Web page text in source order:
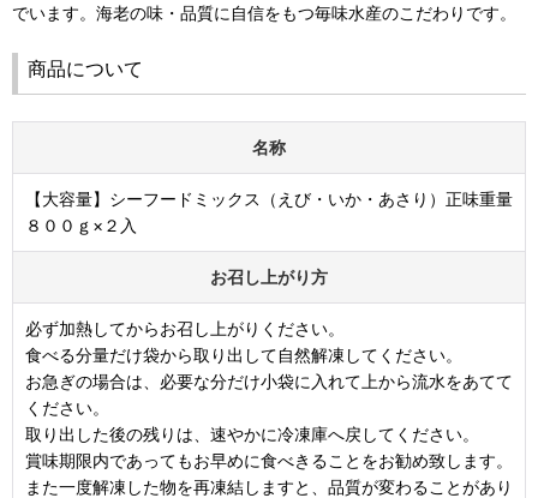
でいます。海老の味・品質に自信をもつ毎味水産のこだわりです。
商品について
名称
【大容量】シーフードミックス（えび・いか・あさり）正味重量
８００ｇ×２入
お召し上がり方
必ず加熱してからお召し上がりください。
食べる分量だけ袋から取り出して自然解凍してください。
お急ぎの場合は、必要な分だけ小袋に入れて上から流水をあてて
ください。
取り出した後の残りは、速やかに冷凍庫へ戻してください。
賞味期限内であってもお早めに食べきることをお勧め致します。
また一度解凍した物を再凍結しますと、品質が変わることがあり